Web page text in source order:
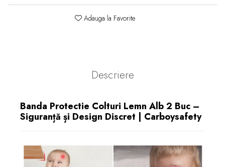
Adauga la Favorite
Descriere
Banda Protectie Colturi Lemn Alb 2 Buc –
Siguranță și Design Discret | Carboysafety